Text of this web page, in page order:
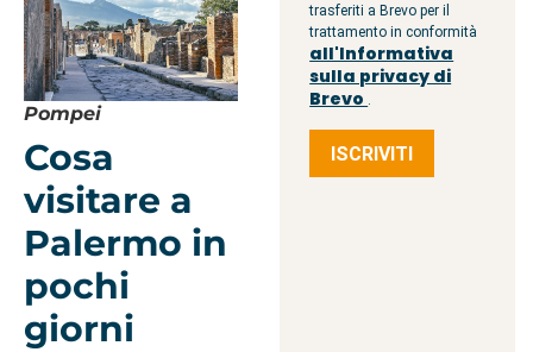
Pompei
Cosa
visitare a
Palermo in
pochi
giorni
trasferiti a Brevo per il
trattamento in conformità
all'Informativa
sulla privacy di
Brevo .
ISCRIVITI